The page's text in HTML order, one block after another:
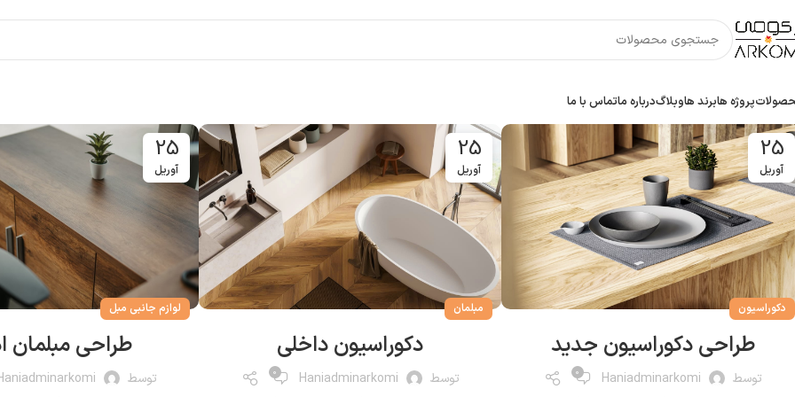
پروژه هابرند‌ هاوبلاگدرباره ماتماس با ما
25
آوریل
دکوراسیون
طراحی دکوراسیون جدید
توسط Haniadminarkomi
0
25
آوریل
مبلمان
دکوراسیون داخلی
توسط Haniadminarkomi
0
25
آوریل
لوازم جانبی مبل
طراحی مبلمان
توسط